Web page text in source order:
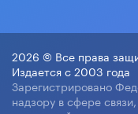
2026 © Все права
Издается с 2003 года
Зарегистрировано
надзору в сфере